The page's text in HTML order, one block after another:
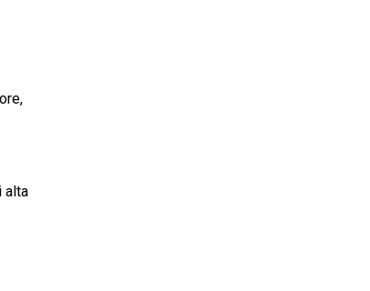
alta